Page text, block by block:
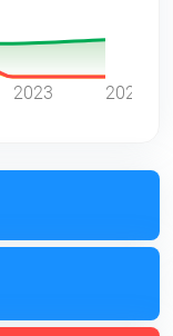
2023 2024